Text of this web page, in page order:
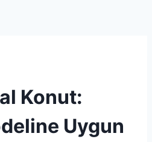
Konut:
Uygun